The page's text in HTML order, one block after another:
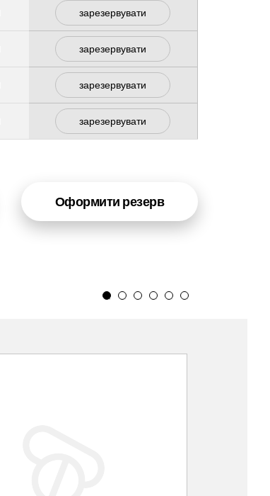
зарезервувати
зарезервувати
зарезервувати
зарезервувати
Оформити резерв